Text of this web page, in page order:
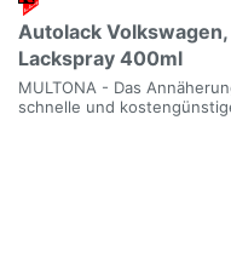
Autolack
Lackspray 400ml
MULTONA - Das
schnelle und